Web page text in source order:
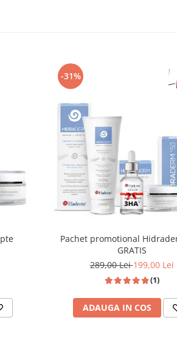
-31%
Pachet promotional
GRATIS
289,00 Lei199,00 Lei
(1)
ADAUGA IN COS